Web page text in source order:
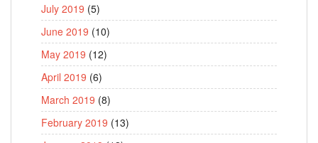
July 2019 (5)
June 2019 (10)
May 2019 (12)
April 2019 (6)
March 2019 (8)
February 2019 (13)